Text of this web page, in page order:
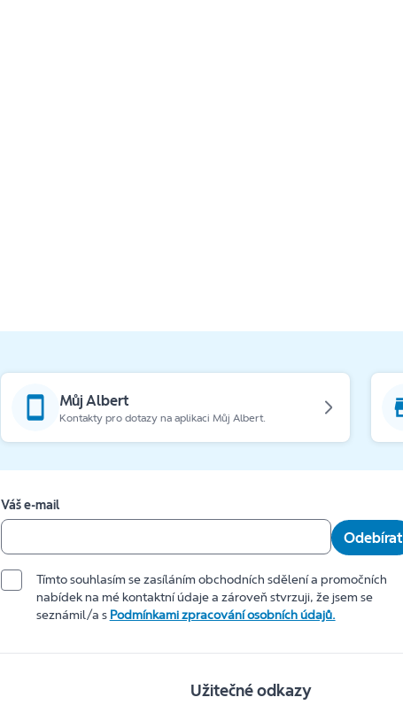
Můj Albert
Kontakty pro dotazy na aplikaci Můj Albert.
Váš e-mail
Odebírat
Tímto souhlasím se zasíláním obchodních sdělení a promočních
nabídek na mé kontaktní údaje a zároveň stvrzuji, že jsem se
seznámil/a s Podmínkami zpracování osobních údajů.
Užitečné odkazy